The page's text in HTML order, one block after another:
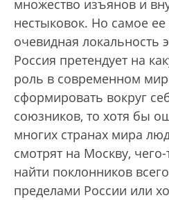
множество изъянов и
нестыковок. Но самое
очевидная локальность
Россия претендует на
роль в современном
сформировать вокруг
союзников, то хотя бы
многих странах мира
смотрят на Москву,
найти поклонников
пределами России или